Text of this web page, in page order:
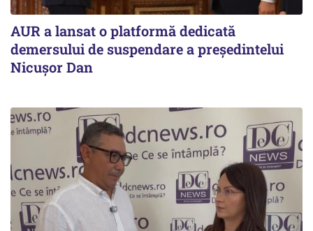
AUR a lansat o platformă dedicată
demersului de suspendare a președintelui
Nicușor Dan